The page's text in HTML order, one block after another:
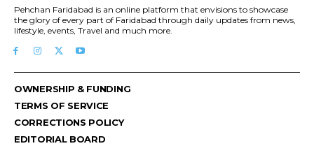
Pehchan Faridabad is an online platform that envisions to showcase
the glory of every part of Faridabad through daily updates from news,
lifestyle, events, Travel and much more.
OWNERSHIP & FUNDING
TERMS OF SERVICE
CORRECTIONS POLICY
EDITORIAL BOARD